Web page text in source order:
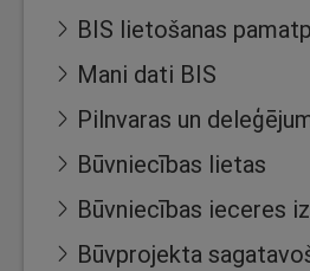
BIS lietošanas
Mani dati BIS
Pilnvaras un
Būvniecības lietas
Būvniecības ieceres
Būvprojekta